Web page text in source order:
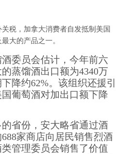
税，加拿大消费者自发抵制美国
大的产品之一。
委员会估计，今年前六
蒸馏酒出口额为4340万
降约62%。该组织还援引
葡萄酒对加出口额下降
省份，安大略省通过酒
家商店向居民销售烈酒
管理委员会销售了价值